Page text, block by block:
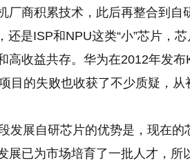
厂商积累技术，此后再整合到自
还是ISP和NPU这类“小”芯片，
高收益共存。华为在2012年发
目的失败也收获了不少质疑，
发展自研芯片的优势是，现在
展已为市场培育了一批人才，所